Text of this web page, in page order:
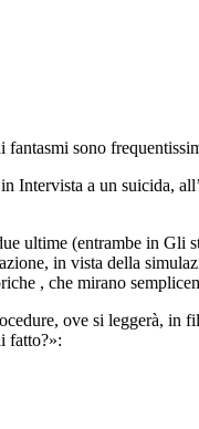
sono
Intervista a un suicida,
ultime (entrambe in Gli
in vista della
, che mirano
ove si leggerà,
fatto?»: